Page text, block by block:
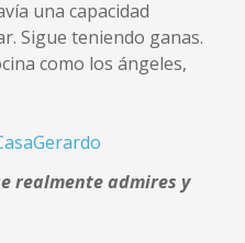
una capacidad
Sigue teniendo ganas.
como los ángeles,
realmente admires y